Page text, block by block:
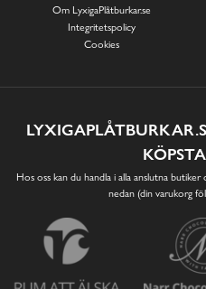
Om LyxigaPlåtburkar.se
Integritetspolicy
Cookies
Hos oss kan du handla i alla anslutna
nedan (din varukorg